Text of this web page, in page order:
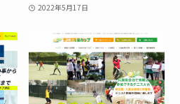
2022年5月17日